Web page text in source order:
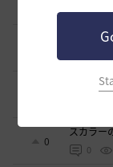
1
スキル
死亡ペ
0
スカラー
0